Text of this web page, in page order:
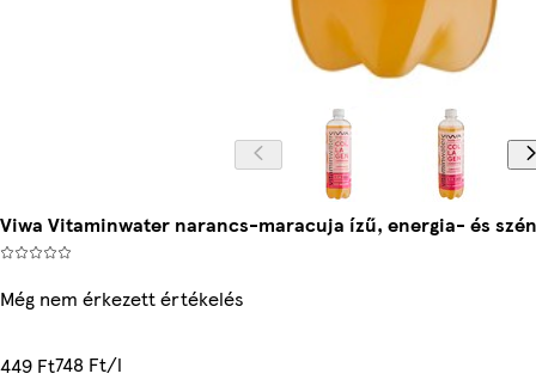
Viwa Vitaminwater narancs-maracuja ízű, energia- és
Még nem érkezett értékelés
449 Ft748 Ft/l